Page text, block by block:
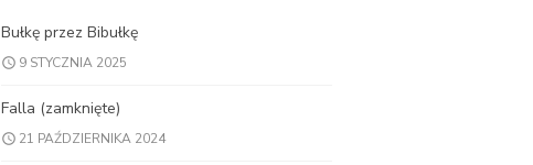
Bułkę przez Bibułkę
9 STYCZNIA 2025
Falla (zamknięte)
21 PAŹDZIERNIKA 2024